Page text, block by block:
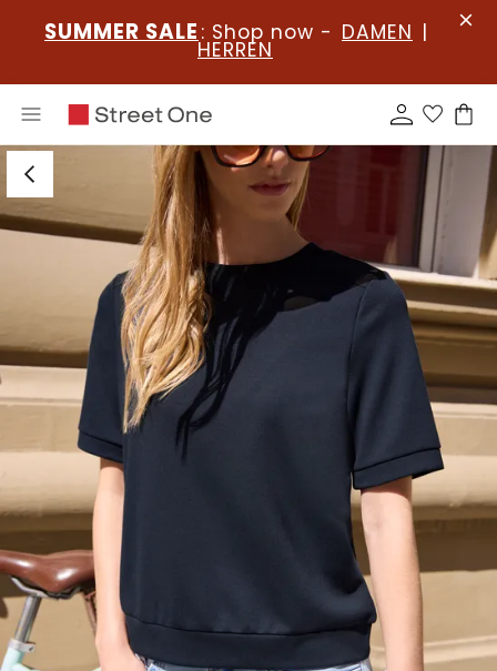
SUMMER SALE : Shop now - DAMEN |
HERREN